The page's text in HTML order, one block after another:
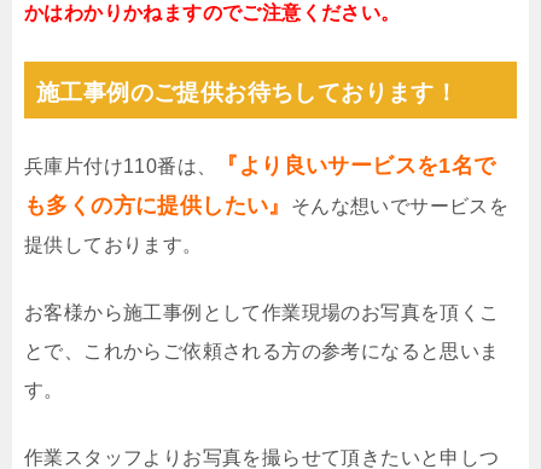
かはわかりかねますのでご注意ください。
施工事例のご提供お待ちしております！
兵庫片付け110番は、
『より良いサービスを1名で
も多くの方に提供したい』
そんな想いでサービスを
提供しております。
お客様から施工事例として作業現場のお写真を頂くこ
とで、これからご依頼される方の参考になると思いま
す。
作業スタッフよりお写真を撮らせて頂きたいと申しつ